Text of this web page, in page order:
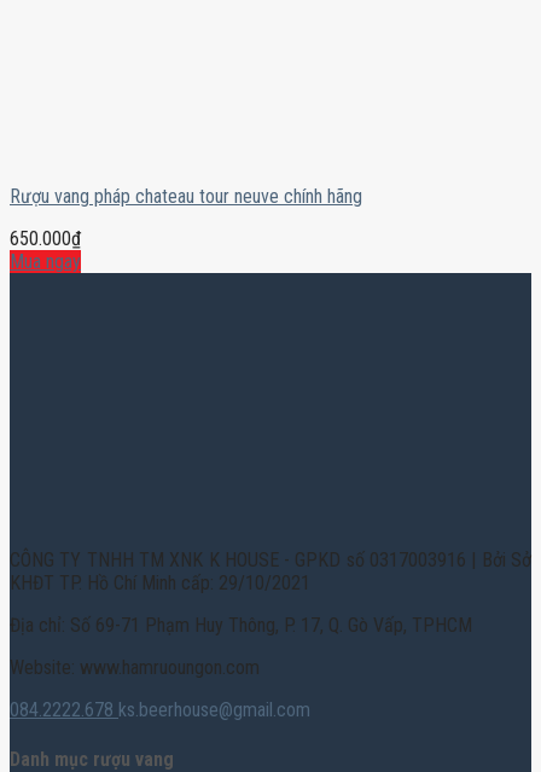
Rượu vang pháp chateau tour neuve chính hãng
650.000₫
Mua ngay
CÔNG TY TNHH TM XNK K HOUSE - GPKD số 0317003916 | Bởi Sở
KHĐT TP. Hồ Chí Minh cấp: 29/10/2021
Địa chỉ: Số 69-71 Phạm Huy Thông, P. 17, Q. Gò Vấp, TPHCM
Website: www.hamruoungon.com
084.2222.678 ks.beerhouse@gmail.com
Danh mục rượu vang